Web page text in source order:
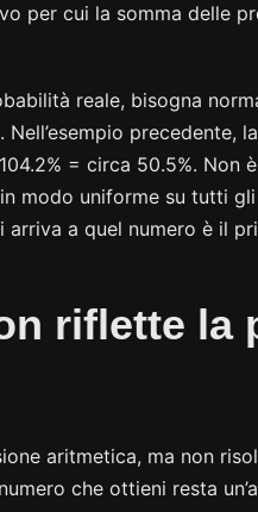
per cui la somma delle
reale, bisogna
precedente,
= circa 50.5%. Non
modo uniforme su tutti
arriva a quel numero è il
riflette la
aritmetica, ma non
che ottieni resta